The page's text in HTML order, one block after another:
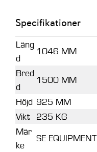
Specifikationer
Läng
d
1046 MM
Bred
d
1500 MM
Höjd 925 MM
Vikt 235 KG
Mär
ke
SE EQUIPMENT